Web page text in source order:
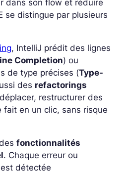
dans son flow et réduire
se distingue par plusieurs
, IntelliJ prédit des lignes
Completion) ou
de type précises (Type-
des refactorings
restructurer des
fait en un clic, sans risque
fonctionnalités
. Chaque erreur ou
détectée